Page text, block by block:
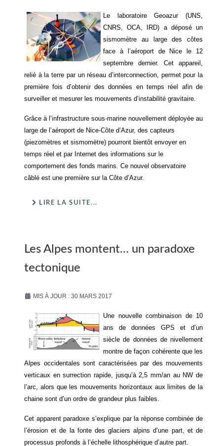
Le laboratoire Geoazur (UNS,
CNRS, OCA, IRD) a déposé un
sismomètre au large des côtes
face à l’aéroport de Nice le 12
septembre dernier. Cet appareil,
relié à la terre par un réseau d’interconnection, permet pour la
première fois d’obtenir des données en temps réel afin de
surveiller et mesurer les mouvements d’instabilité gravitaire.
Grâce à l’infrastructure sous-marine nouvellement déployée au
large de l’aéroport de Nice-Côte d’Azur, des capteurs
(piezomètres et sismomètre) pourront bientôt envoyer en
temps réel et par Internet des informations sur le
comportement des fonds marins. Ce nouvel observatoire
câblé est une première sur la Côte d’Azur.
LIRE LA SUITE...
Les Alpes montent… un paradoxe
tectonique
MIS À JOUR : 30 MARS 2017
Une nouvelle combinaison de 10
ans de données GPS et d’un
siècle de données de nivellement
montre de façon cohérente que les
Alpes occidentales sont caractérisées par des mouvements
verticaux en surrection rapide, jusqu’à 2,5 mm/an au NW de
l’arc, alors que les mouvements horizontaux aux limites de la
chaine sont d’un ordre de grandeur plus faibles.
Cet apparent paradoxe s’explique par la réponse combinée de
l’érosion et de la fonte des glaciers alpins d’une part, et de
processus profonds à l’échelle lithosphérique d’autre part.